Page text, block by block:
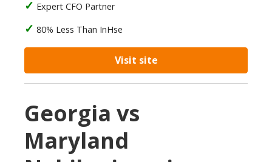
Expert CFO Partner
80% Less Than InHse
Visit site
Georgia vs
Maryland